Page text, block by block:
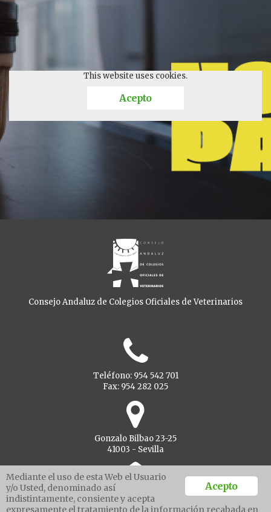
This website uses cookies.
Acepto
Consejo Andaluz de Colegios Oficiales de Veterinarios
Teléfono: 954 542 701
Fax: 954 282 025
Gonzalo Bilbao 23-25
41003 - Sevilla
Ventanilla unica
Acepto
Mediante el uso de esta Web el Usuario
y/o Usted, denominado así
indistintamente, consiente y acepta
expresamente el tratamiento de la información recabada en